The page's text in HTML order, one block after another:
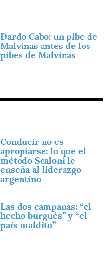
Dardo Cabo: un pibe de
Malvinas antes de los
pibes de Malvinas
Conducir no es
apropiarse: lo que el
método Scaloni le
enseña al liderazgo
argentino
Las dos campanas: “el
hecho burgués” y “el
país maldito”